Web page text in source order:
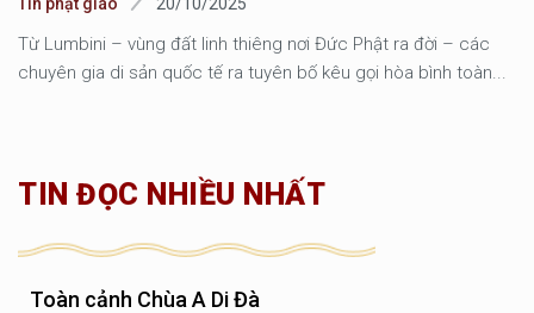
Từ Lumbini – vùng đất linh thiêng nơi Đức Phật ra đời – các
chuyên gia di sản quốc tế ra tuyên bố kêu gọi hòa bình toàn...
TIN ĐỌC NHIỀU NHẤT
Toàn cảnh Chùa A Di Đà